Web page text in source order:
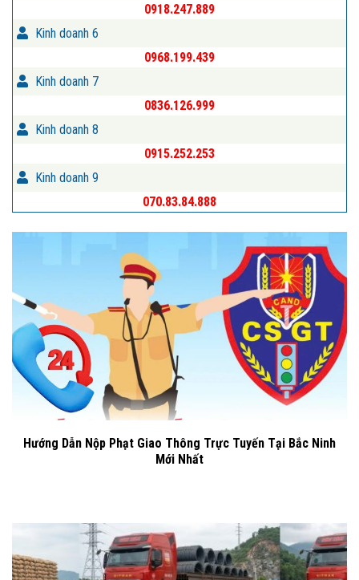
0918.247.889
Kinh doanh 6
0968.199.439
Kinh doanh 7
0836.126.999
Kinh doanh 8
0915.252.253
Kinh doanh 9
070.83.84.888
Hướng Dẫn Nộp Phạt Giao Thông Trực Tuyến Tại Bắc Ninh
Mới Nhất